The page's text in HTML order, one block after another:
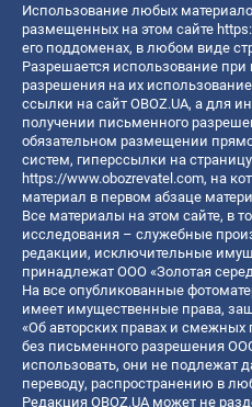
Использование любых
размещенных на этом сайте
его поддоменах, в любом виде
Разрешается использование
разрешения на их
ссылки на сайт OBOZ.UA, а для
получении письменного
обязательном размещении
систем, гиперссылки на
https://www.obozrevatel.com, на
материал в первом абзаце
Все материалы на этом сайте, в
исследования – служебные
редакции, исключительные
принадлежат ООО «Золотая
На все опубликованные
имеет имущественные права,
«Об авторских правах и смежных
без письменного разрешения
использовать, они не подлежат
переводу, распространению в
Редакция OBOZ.UA может не